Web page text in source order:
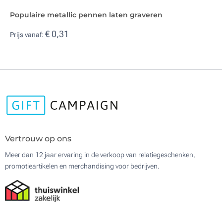
Populaire metallic pennen laten graveren
Prijs vanaf: € 0,31
Vertrouw op ons
Meer dan 12 jaar ervaring in de verkoop van relatiegeschenken,
promotieartikelen en merchandising voor bedrijven.